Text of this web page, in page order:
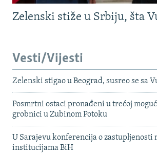
Zelenski stiže u Srbiju, šta
Vesti/Vijesti
Zelenski stigao u Beograd, susreo se sa
Posmrtni ostaci pronađeni u trećoj
grobnici u Zubinom Potoku
U Sarajevu konferencija o zastupljenosti
institucijama BiH